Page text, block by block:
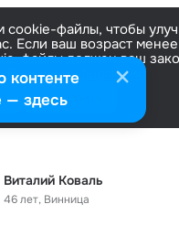
cookie-файлы, чтобы
Если ваш возраст менее
файлы должен ваш
Больше информации
Настроить
Виталий Коваль
46 лет, Винница
контенте
— здесь